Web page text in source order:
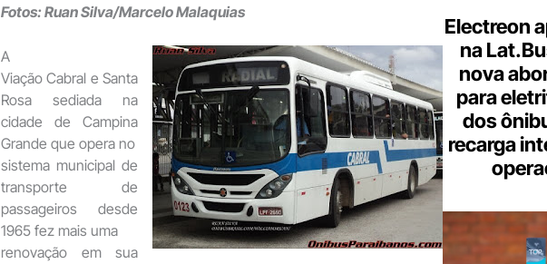
Fotos: Ruan Silva/Marcelo Malaquias
A
Viação Cabral e Santa
Rosa sediada na
cidade de Campina
Grande que opera no
sistema municipal de
transporte de
passageiros desde
1965 fez mais uma
renovação em sua
Electreon
na
nova
para
dos
recarga